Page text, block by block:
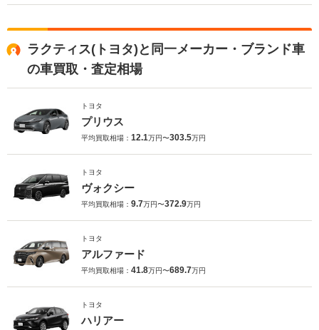
ラクティス(トヨタ)と同一メーカー・ブランド車
の車買取・査定相場
トヨタ
プリウス
平均買取相場： 12.1万円〜303.5万円
トヨタ
ヴォクシー
平均買取相場： 9.7万円〜372.9万円
トヨタ
アルファード
平均買取相場： 41.8万円〜689.7万円
トヨタ
ハリアー